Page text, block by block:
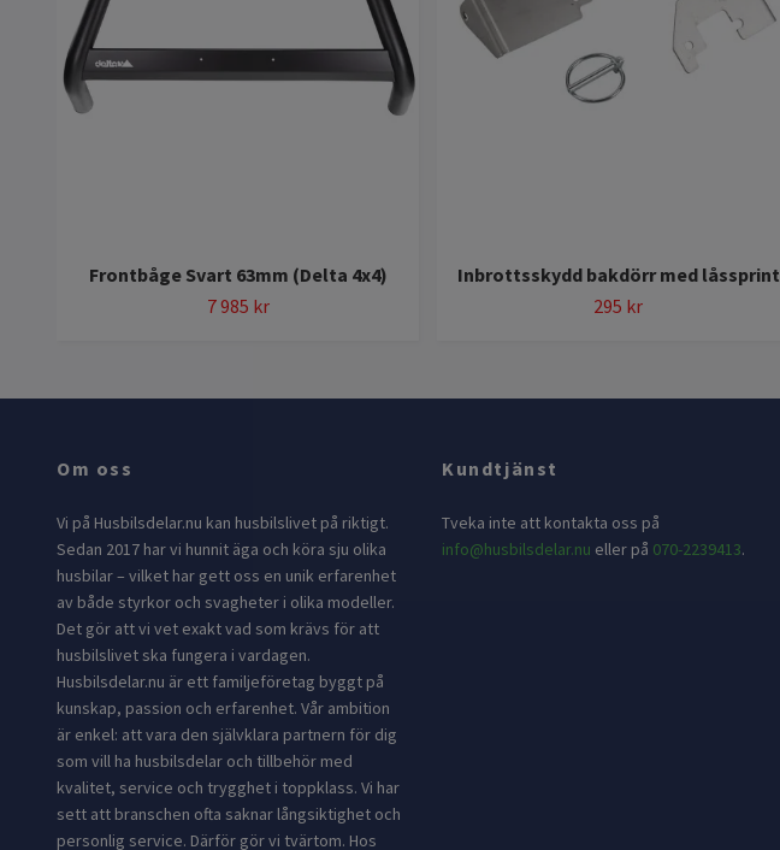
Frontbåge Svart 63mm (Delta 4x4)
7 985 kr
Inbrottsskydd bakdörr med låssprint
295 kr
Om oss
Vi på Husbilsdelar.nu kan husbilslivet på riktigt.
Sedan 2017 har vi hunnit äga och köra sju olika
husbilar – vilket har gett oss en unik erfarenhet
av både styrkor och svagheter i olika modeller.
Det gör att vi vet exakt vad som krävs för att
husbilslivet ska fungera i vardagen.
Husbilsdelar.nu är ett familjeföretag byggt på
kunskap, passion och erfarenhet. Vår ambition
är enkel: att vara den självklara partnern för dig
som vill ha husbilsdelar och tillbehör med
kvalitet, service och trygghet i toppklass. Vi har
sett att branschen ofta saknar långsiktighet och
personlig service. Därför gör vi tvärtom. Hos
Kundtjänst
Tveka inte att kontakta oss på
info@husbilsdelar.nu eller på 070-2239413.